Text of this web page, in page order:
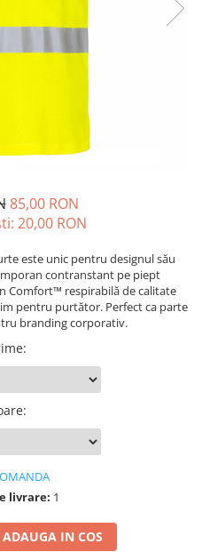
85,00 RON
20,00 RON
este unic pentru designul său
contranstant pe piept
Comfort™ respirabilă de calitate
pentru purtător. Perfect ca parte
branding corporativ.
:
:
livrare: 1
ADAUGA IN COS